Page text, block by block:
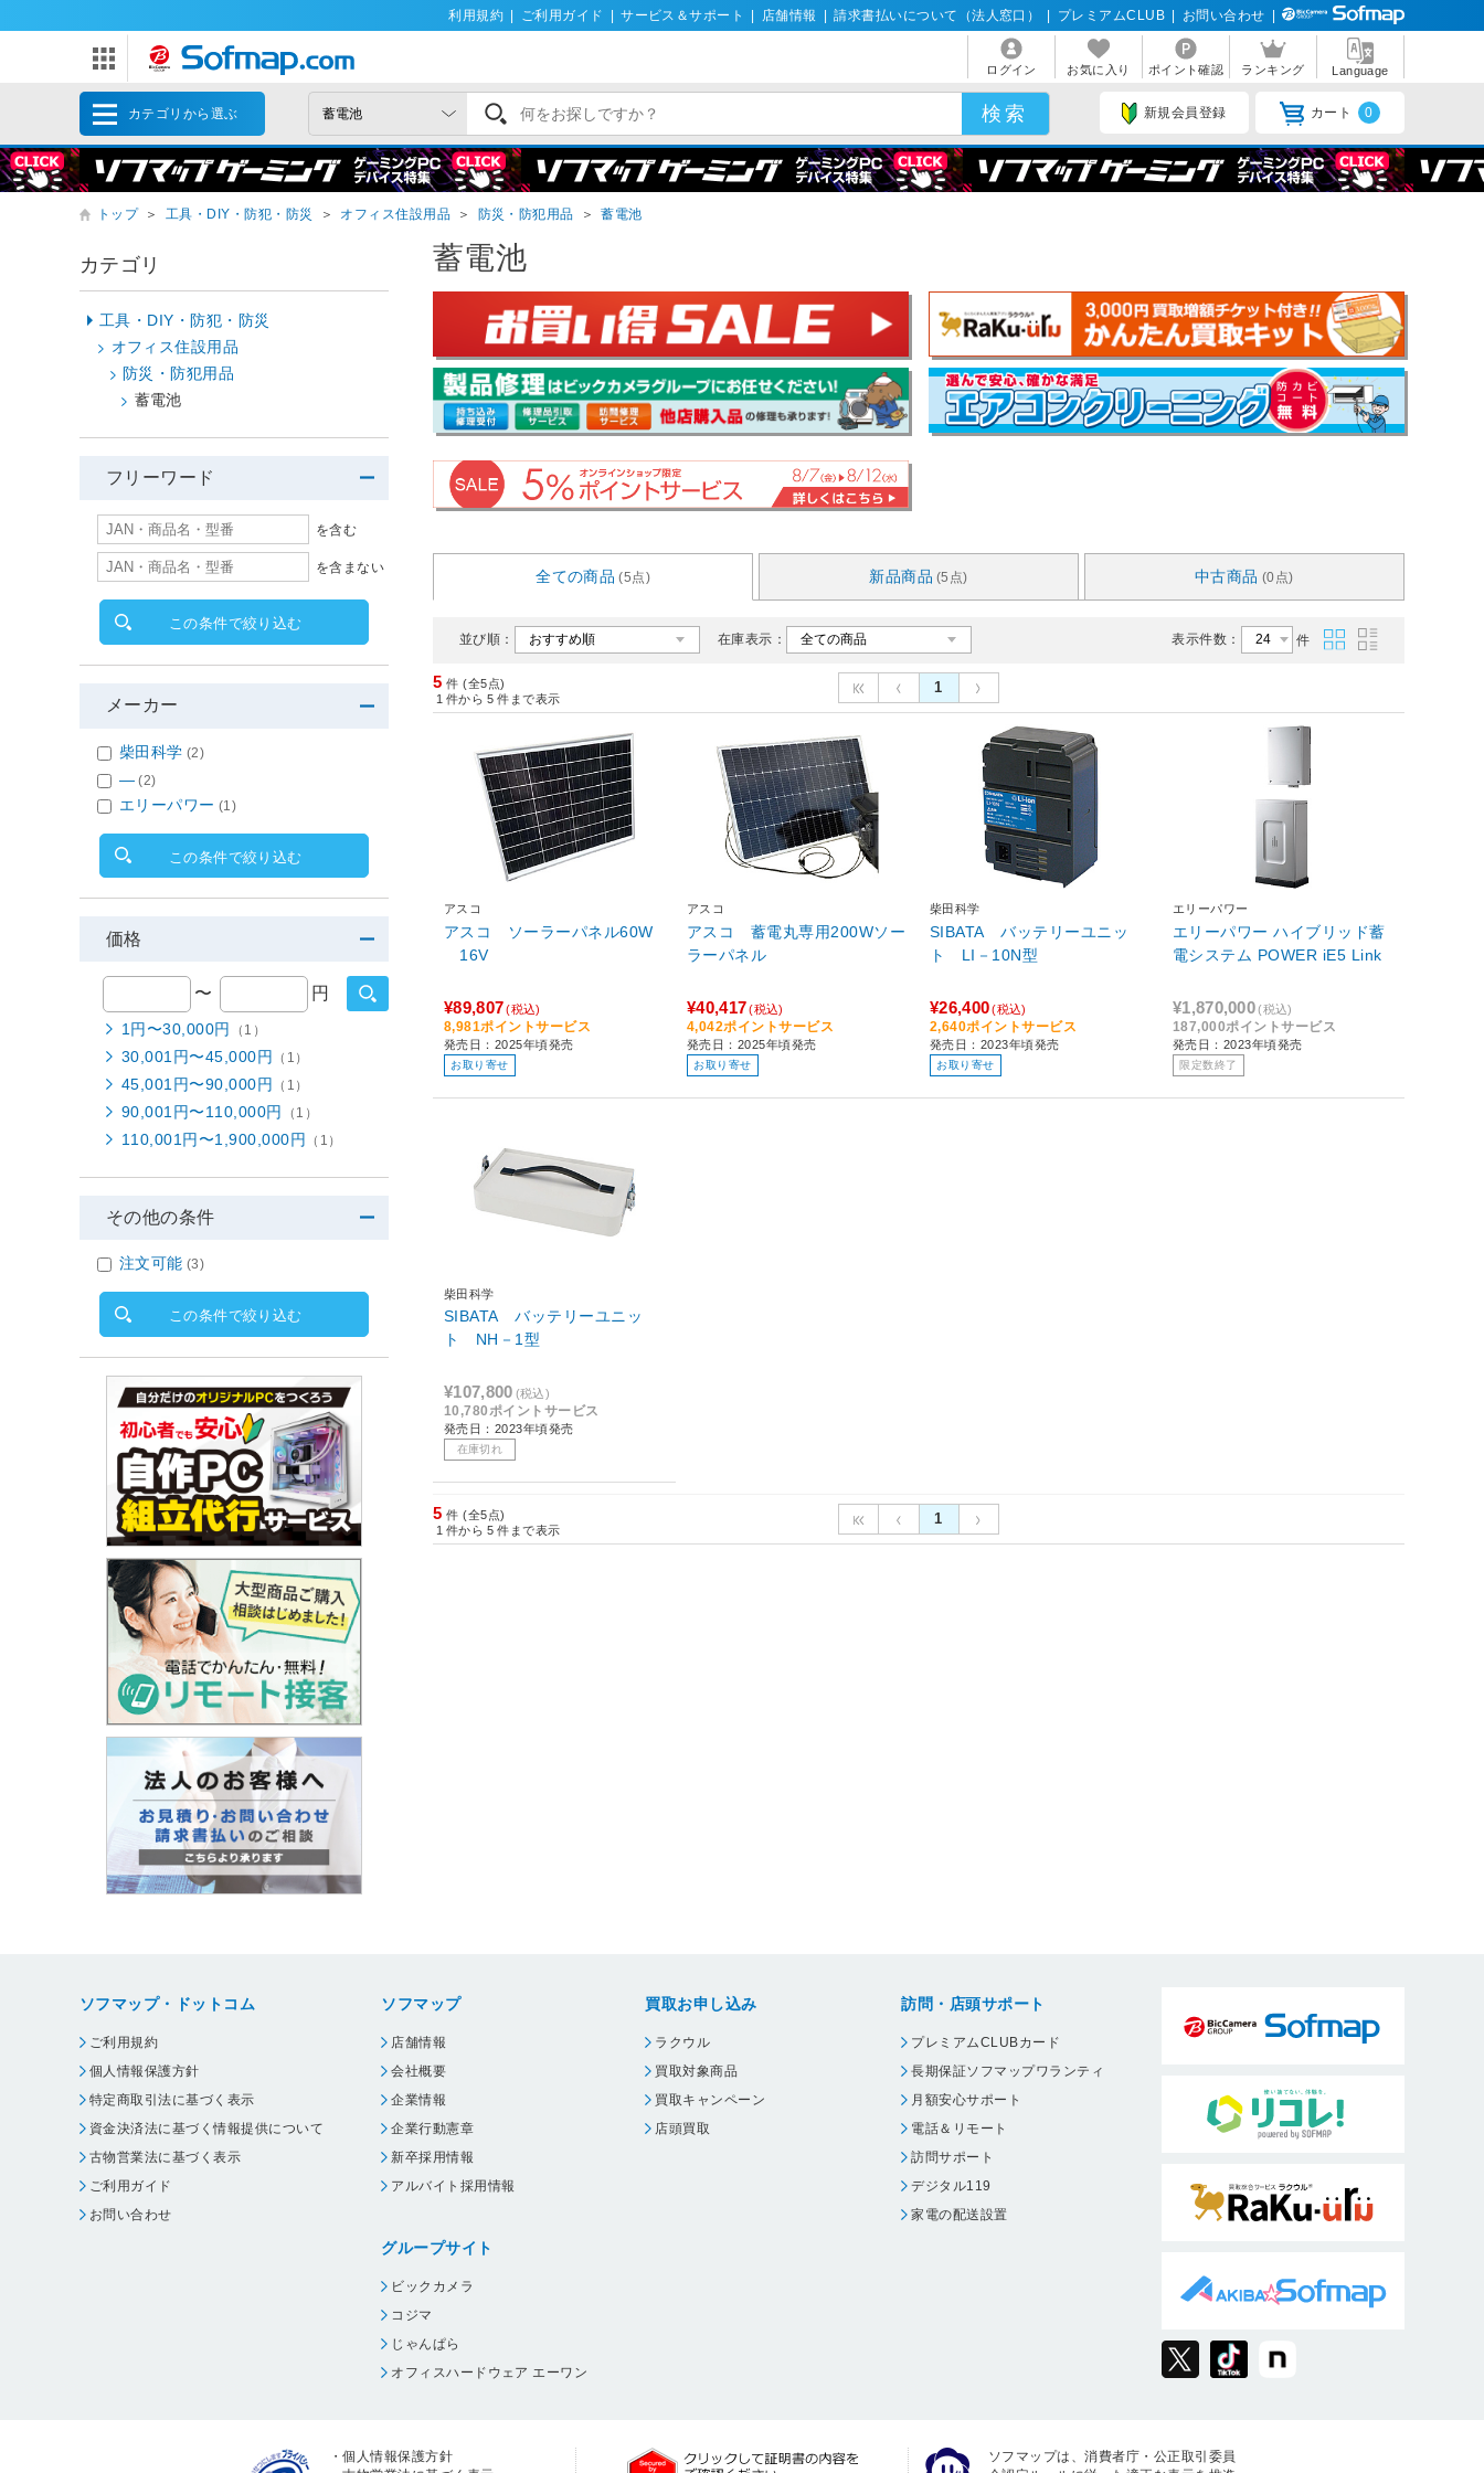
利用規約 ご利用ガイド サービス＆サポート 店舗情報 請求書払いについて（法人窓口） プレミアムCLUB お問い合わせ
ログイン お気に入り ポイント確認 ランキング Language
カテゴリから選ぶ 新規会員登録 カート 0
トップ ＞ 工具・DIY・防犯・防災 ＞ オフィス住設用品 ＞ 防災・防犯用品 ＞ 蓄電池
蓄電池
全ての商品 (5点) 新品商品 (5点) 中古商品 (0点)
並び順： 在庫表示： 表示件数： 件
5 件 (全5点)
1 件から 5 件まで表示
1
アスコ
アスコ ソーラーパネル60W
16V
¥89,807(税込)
8,981ポイントサービス
発売日：2025年頃発売
お取り寄せ
アスコ
アスコ 蓄電丸専用200Wソー
ラーパネル
¥40,417(税込)
4,042ポイントサービス
発売日：2025年頃発売
お取り寄せ
柴田科学
SIBATA バッテリーユニッ
ト LI－10N型
¥26,400(税込)
2,640ポイントサービス
発売日：2023年頃発売
お取り寄せ
エリーパワー
エリーパワー ハイブリッド蓄
電システム POWER iE5 Link
¥1,870,000(税込)
187,000ポイントサービス
発売日：2023年頃発売
限定数終了
柴田科学
SIBATA バッテリーユニッ
ト NH－1型
¥107,800 (税込)
10,780ポイントサービス
発売日：2023年頃発売
在庫切れ
5 件 (全5点)
1 件から 5 件まで表示
1
カテゴリ
工具・DIY・防犯・防災
オフィス住設用品
防災・防犯用品
蓄電池
フリーワード
を含む
を含まない
この条件で絞り込む
メーカー
柴田科学 (2)
― (2)
エリーパワー (1)
この条件で絞り込む
価格
〜 円
1円〜30,000円 （1）
30,001円〜45,000円 （1）
45,001円〜90,000円 （1）
90,001円〜110,000円 （1）
110,001円〜1,900,000円 （1）
その他の条件
注文可能 (3)
この条件で絞り込む
ソフマップ・ドットコム
ご利用規約
個人情報保護方針
特定商取引法に基づく表示
資金決済法に基づく情報提供について
古物営業法に基づく表示
ご利用ガイド
お問い合わせ
ソフマップ
店舗情報
会社概要
企業情報
企業行動憲章
新卒採用情報
アルバイト採用情報
グループサイト
ビックカメラ
コジマ
じゃんぱら
オフィスハードウェア エーワン
買取お申し込み
ラクウル
買取対象商品
買取キャンペーン
店頭買取
訪問・店頭サポート
プレミアムCLUBカード
長期保証ソフマップワランティ
月額安心サポート
電話＆リモート
訪問サポート
デジタル119
家電の配送設置
・個人情報保護方針
ソフマップは、消費者庁・公正取引委員